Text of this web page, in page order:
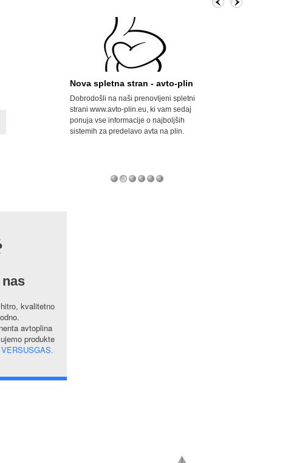
Nova spletna stran - avto-plin
Dobrodošli na naši prenovljeni spletni
strani www.avto-plin.eu, ki vam sedaj
ponuja vse informacije o najboljših
sistemih za predelavo avta na plin.
kvalitetno
avtoplina
produkte
VERSUSGAS.